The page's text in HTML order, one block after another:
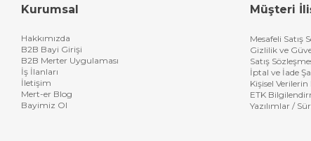
Kurumsal
Hakkımızda
B2B Bayi Girişi
B2B Merter Uygulaması
İş İlanları
İletişim
Mert-er Blog
Bayimiz Ol
Müşteri
Mesafeli Satış
Gizlilik ve
Satış
İptal ve İade
Kişisel
ETK
Yazılımlar /